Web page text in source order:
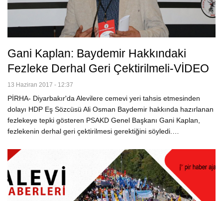
Gani Kaplan: Baydemir Hakkındaki
Fezleke Derhal Geri Çektirilmeli-VİDEO
13 Haziran 2017 - 12:37
PİRHA- Diyarbakır'da Alevilere cemevi yeri tahsis etmesinden
dolayı HDP Eş Sözcüsü Ali Osman Baydemir hakkında hazırlanan
fezlekeye tepki gösteren PSAKD Genel Başkanı Gani Kaplan,
fezlekenin derhal geri çektirilmesi gerektiğini söyledi.…